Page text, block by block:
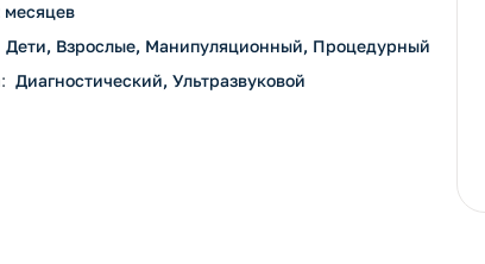
месяцев
Дети, Взрослые, Манипуляционный, Процедурный
Диагностический, Ультразвуковой